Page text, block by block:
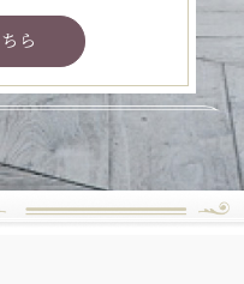
ら